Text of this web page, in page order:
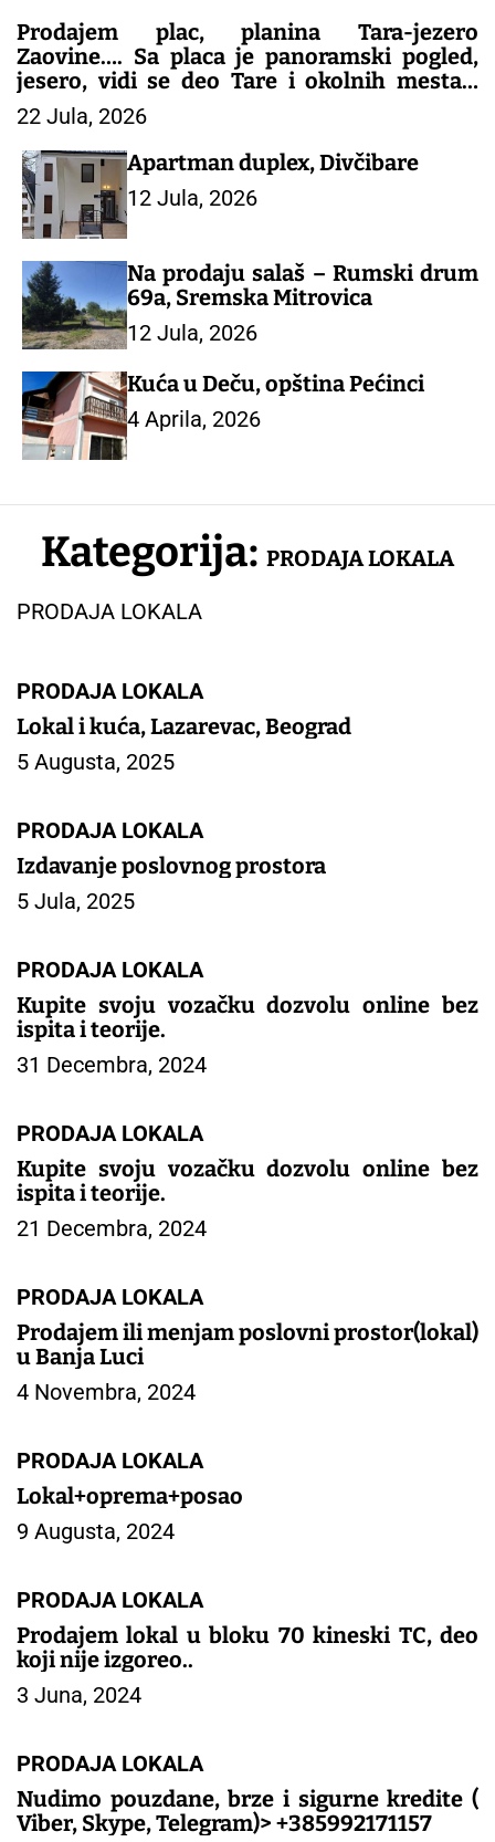
n
u
Prodajem plac, planina Tara-jezero
Zaovine…. Sa placa je panoramski pogled,
jesero, vidi se deo Tare i okolnih mesta…
Plac je gradjevinsko zemljište, papiri sve
1/1..kontakt 0616062909 Slike i još opisa
Viber
22 Jula, 2026
Apartman duplex, Divčibare
12 Jula, 2026
Na prodaju salaš – Rumski drum
69a, Sremska Mitrovica
12 Jula, 2026
Kuća u Deču, opština Pećinci
4 Aprila, 2026
Kategorija: PRODAJA LOKALA
PRODAJA LOKALA
PRODAJA LOKALA
Lokal i kuća, Lazarevac, Beograd
5 Augusta, 2025
PRODAJA LOKALA
Izdavanje poslovnog prostora
5 Jula, 2025
PRODAJA LOKALA
Kupite svoju vozačku dozvolu online bez
ispita i teorije.
31 Decembra, 2024
PRODAJA LOKALA
Kupite svoju vozačku dozvolu online bez
ispita i teorije.
21 Decembra, 2024
PRODAJA LOKALA
Prodajem ili menjam poslovni prostor(lokal)
u Banja Luci
4 Novembra, 2024
PRODAJA LOKALA
Lokal+oprema+posao
9 Augusta, 2024
PRODAJA LOKALA
Prodajem lokal u bloku 70 kineski TC, deo
koji nije izgoreo..
3 Juna, 2024
PRODAJA LOKALA
Nudimo pouzdane, brze i sigurne kredite (
Viber, Skype, Telegram)> +385992171157